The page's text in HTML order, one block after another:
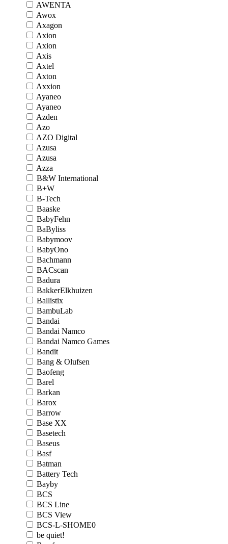
AWENTA
Awox
Axagon
Axion
Axion
Axis
Axtel
Axton
Axxion
Ayaneo
Ayaneo
Azden
Azo
AZO Digital
Azusa
Azusa
Azza
B&W International
B+W
B-Tech
Baaske
BabyFehn
BaByliss
Babymoov
BabyOno
Bachmann
BACscan
Badura
BakkerElkhuizen
Ballistix
BambuLab
Bandai
Bandai Namco
Bandai Namco Games
Bandit
Bang & Olufsen
Baofeng
Barel
Barkan
Barox
Barrow
Base XX
Basetech
Baseus
Basf
Batman
Battery Tech
Bayby
BCS
BCS Line
BCS View
BCS-L-SHOME0
be quiet!